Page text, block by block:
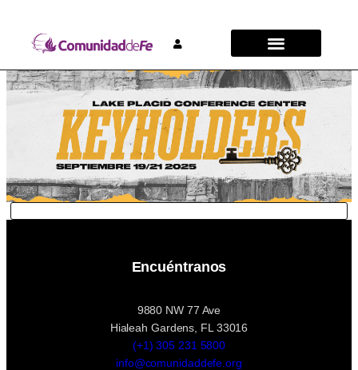
Encuéntranos
9880 NW 77 Ave
Hialeah Gardens, FL 33016
(+1) 305 231 5800
info@comunidaddefe.org